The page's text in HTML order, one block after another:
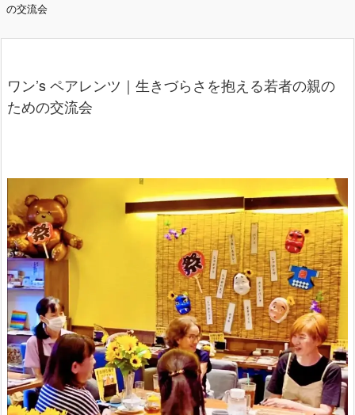
の交流会
ワン’s ペアレンツ｜生きづらさを抱える若者の親の
ための交流会